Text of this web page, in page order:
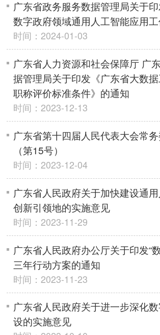
广东省政务服务数据管理局关于
数字政府领域通用人工智能应用
时间：2024-01-03
广东省人力资源和社会保障厅 广
据管理局关于印发《广东省大数
职称评价标准条件》的通知
时间：2023-12-13
广东省第十四届人民代表大会常
（第15号）
时间：2023-12-04
广东省人民政府关于加快建设通
创新引领地的实施意见
时间：2023-11-29
广东省人民政府办公厅关于印发“
三年行动方案的通知
时间：2023-11-23
广东省人民政府关于进一步深化
设的实施意见